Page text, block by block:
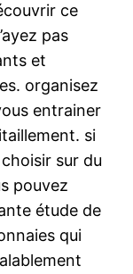
ce
pas
et
organisez
entrainer
si
sur du
pouvez
étude de
qui